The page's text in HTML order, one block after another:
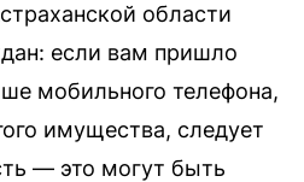
области
если вам пришло
мобильного телефона,
имущества, следует
— это могут быть